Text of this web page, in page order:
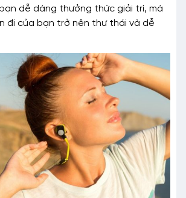
dễ dàng thưởng thức giải trí, mà
đi của bạn trở nên thư thái và dễ